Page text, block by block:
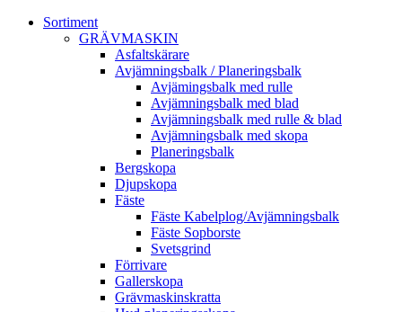
Sortiment
GRÄV­MASKIN
Asfalt­skärare
Avjämnings­balk / Planeringsbalk
Avjämingsbalk med rulle
Avjämningsbalk med blad
Avjämningsbalk med rulle & blad
Avjämningsbalk med skopa
Planerings­balk
Berg­skopa
Djup­skopa
Fäste
Fäste Kabel­­plog/­Avjämnings­­balk
Fäste Sop­borste
Svets­grind
Förrivare
Galler­skopa
Gräv­maskins­kratta